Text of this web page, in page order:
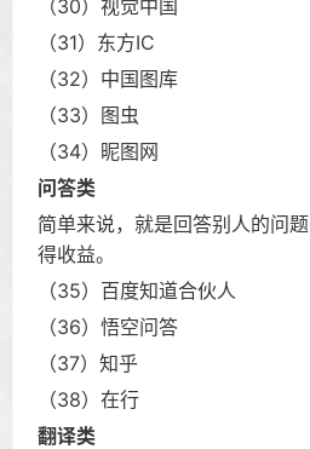
（30）视觉中国
（31）东方IC
（32）中国图库
（33）图虫
（34）昵图网
问答类
简单来说，就是回答别人的问
得收益。
（35）百度知道合伙人
（36）悟空问答
（37）知乎
（38）在行
翻译类